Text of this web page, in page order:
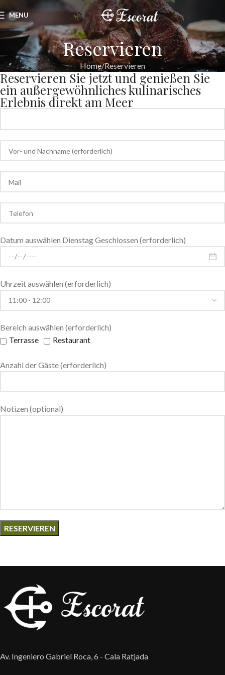
MENU
Reservieren
Home Reservieren
Reservieren Sie jetzt und genießen Sie
ein außergewöhnliches kulinarisches
Erlebnis direkt am Meer
Datum auswählen Dienstag Geschlossen (erforderlich)
Uhrzeit auswählen (erforderlich)
Bereich auswählen (erforderlich)
Terrasse
Restaurant
Anzahl der Gäste (erforderlich)
Notizen (optional)
Av. Ingeniero Gabriel Roca, 6 - Cala Ratjada